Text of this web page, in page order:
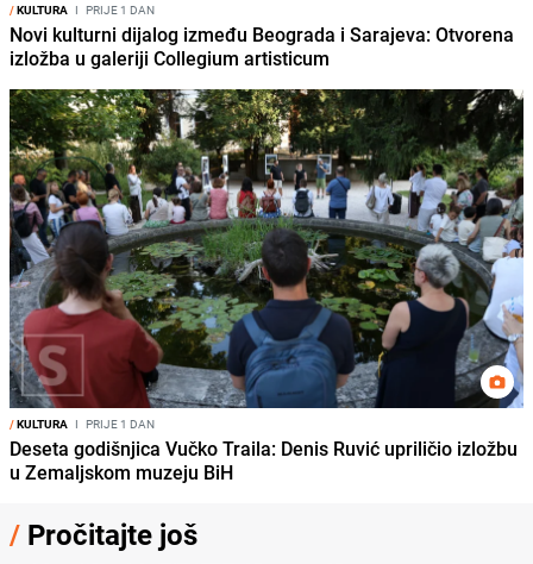
/KULTURA I PRIJE 1 DAN
Novi kulturni dijalog između Beograda i Sarajeva: Otvorena
izložba u galeriji Collegium artisticum
/KULTURA I PRIJE 1 DAN
Deseta godišnjica Vučko Traila: Denis Ruvić upriličio izložbu
u Zemaljskom muzeju BiH
/ Pročitajte još